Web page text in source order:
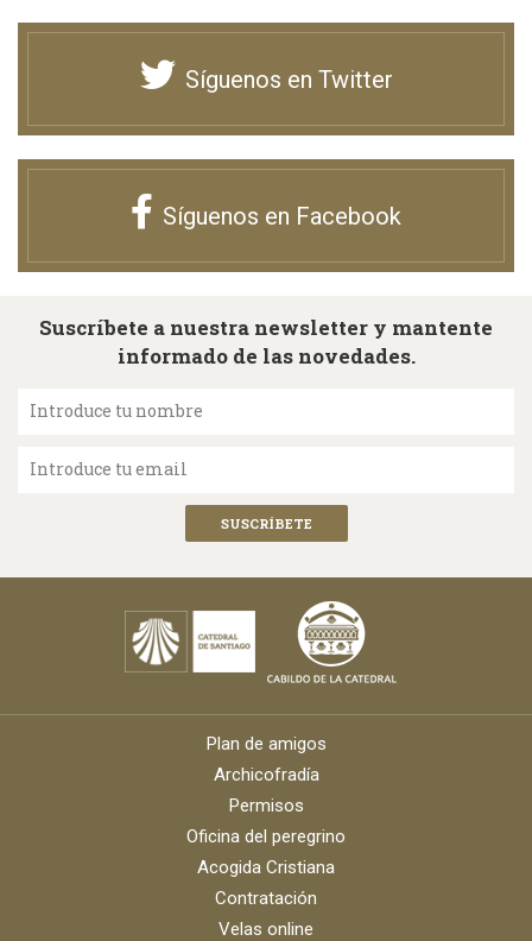
Síguenos en Twitter
Síguenos en Facebook
Suscríbete a nuestra newsletter y mantente
informado de las novedades.
Introduce tu nombre
Introduce tu email
Plan de amigos
Archicofradía
Permisos
Oficina del peregrino
Acogida Cristiana
Contratación
Velas online